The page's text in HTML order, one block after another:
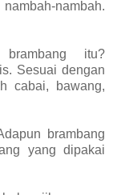
nambah.
itu?
Sesuai dengan
cabai, bawang,
brambang
yang dipakai